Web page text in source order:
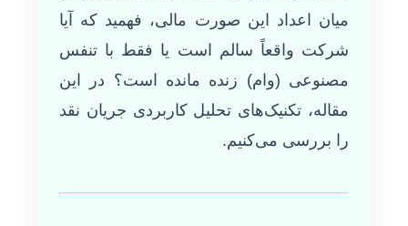
میان اعداد این صورت مالی، فهمید که آیا
شرکت واقعاً سالم است یا فقط با تنفس
مصنوعی (وام) زنده مانده است؟ در این
مقاله، تکنیک‌های تحلیل کاربردی جریان نقد
را بررسی می‌کنیم.